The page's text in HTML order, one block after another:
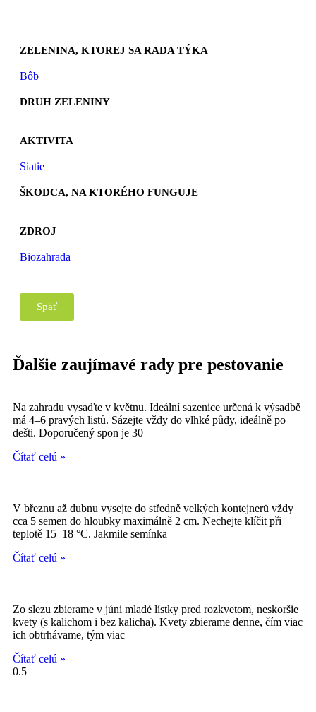
ZELENINA, KTOREJ SA RADA TÝKA
Bôb
DRUH ZELENINY
AKTIVITA
Siatie
ŠKODCA, NA KTORÉHO FUNGUJE
ZDROJ
Biozahrada
Späť
Ďalšie zaujímavé rady pre pestovanie
Na zahradu vysaďte v květnu. Ideální sazenice určená k výsadbě
má 4–6 pravých listů. Sázejte vždy do vlhké půdy, ideálně po
dešti. Doporučený spon je 30
Čítať celú »
V březnu až dubnu vysejte do středně velkých kontejnerů vždy
cca 5 semen do hloubky maximálně 2 cm. Nechejte klíčit při
teplotě 15–18 °C. Jakmile semínka
Čítať celú »
Zo slezu zbierame v júni mladé lístky pred rozkvetom, neskoršie
kvety (s kalichom i bez kalicha). Kvety zbierame denne, čím viac
ich obtrhávame, tým viac
Čítať celú »